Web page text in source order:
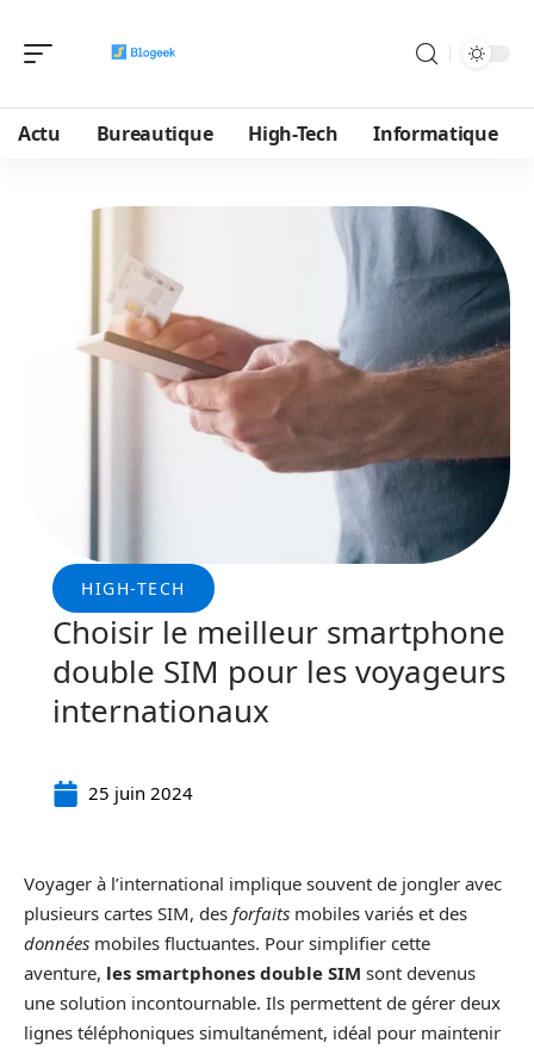
Actu Bureautique High-Tech Informatique
HIGH-TECH
Choisir le meilleur smartphone
double SIM pour les voyageurs
internationaux
25 juin 2024
Voyager à l’international implique souvent de jongler avec
plusieurs cartes SIM, des forfaits mobiles variés et des
données mobiles fluctuantes. Pour simplifier cette
aventure, les smartphones double SIM sont devenus
une solution incontournable. Ils permettent de gérer deux
lignes téléphoniques simultanément, idéal pour maintenir